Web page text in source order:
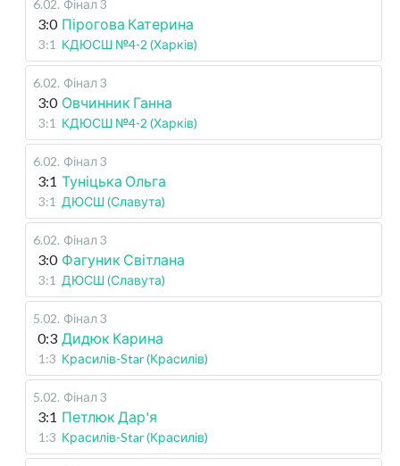
6.02. Фінал 3
3:0 Пірогова Катерина
3:1 КДЮСШ №4-2 (Харків)
6.02. Фінал 3
3:0 Овчинник Ганна
3:1 КДЮСШ №4-2 (Харків)
6.02. Фінал 3
3:1 Туніцька Ольга
3:1 ДЮСШ (Славута)
6.02. Фінал 3
3:0 Фагуник Світлана
3:1 ДЮСШ (Славута)
5.02. Фінал 3
0:3 Дидюк Карина
1:3 Красилів-Star (Красилів)
5.02. Фінал 3
3:1 Петлюк Дар'я
1:3 Красилів-Star (Красилів)